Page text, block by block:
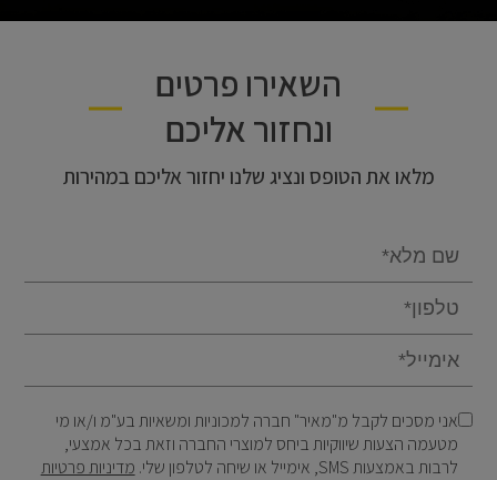
השאירו פרטים
ונחזור אליכם
מלאו את הטופס ונציג שלנו יחזור אליכם במהירות
אני מסכים לקבל מ"מאיר" חברה למכוניות ומשאיות בע"מ ו/או מי
מטעמה הצעות שיווקיות ביחס למוצרי החברה וזאת בכל אמצעי,
לרבות באמצעות SMS, אימייל או שיחה לטלפון שלי.
מדיניות פרטיות